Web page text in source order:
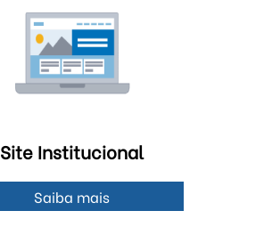
Site Institucional
Saiba mais